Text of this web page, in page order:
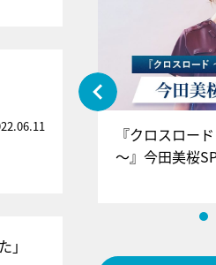
」
』＝LOV
『クロスロー
～』今田美桜